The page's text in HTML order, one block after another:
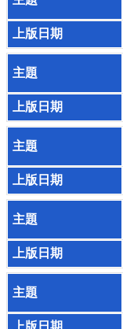
平
等
專
區
費
者
保
護
專
區
國
賠
償
事
件
處